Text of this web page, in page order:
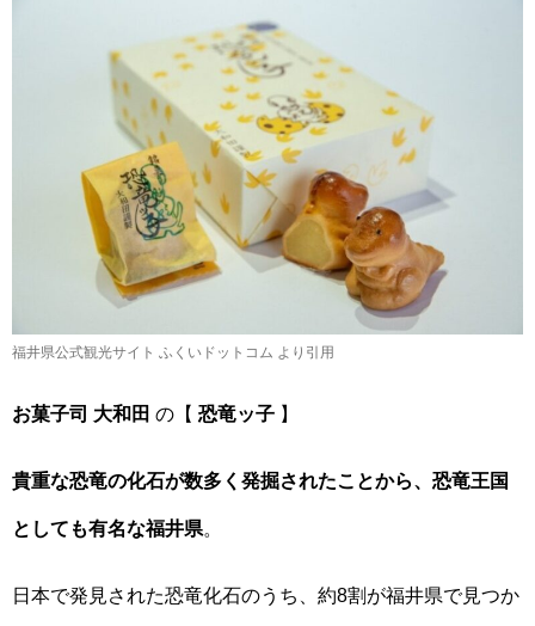
福井県公式観光サイト ふくいドットコム より引用
お菓子司 大和田 の【 恐竜ッ子 】
貴重な恐竜の化石が数多く発掘されたことから、恐竜王国
としても有名な福井県
日本で発見された恐竜化石のうち、約8割が福井県で見つか